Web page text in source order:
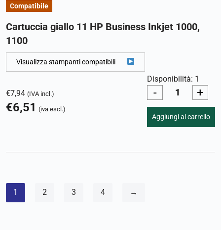
Compatibile
Cartuccia giallo 11 HP Business Inkjet 1000,
1100
Visualizza stampanti compatibili
€7,94 (IVA incl.)
€6,51 (iva escl.)
Disponibilità: 1
- +
Aggiungi al carrello
1 2 3 4 →